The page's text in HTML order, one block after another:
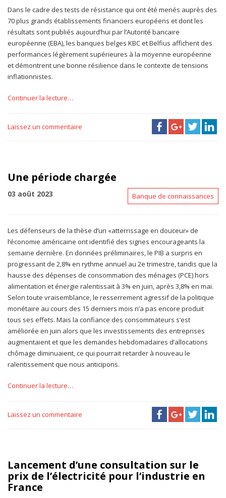
Dans le cadre des tests de résistance qui ont été menés auprès des
70 plus grands établissements financiers européens et dont les
résultats sont publiés aujourd’hui par l’Autorité bancaire
européenne (EBA), les banques belges KBC et Belfius affichent des
performances légèrement supérieures à la moyenne européenne
et démontrent une bonne résilience dans le contexte de tensions
inflationnistes.
Continuer la lecture…
Laissez un commentaire
Une période chargée
03 août 2023 Banque de connaissances
Les défenseurs de la thèse d’un «atterrissage en douceur» de
l’économie américaine ont identifié des signes encourageants la
semaine dernière. En données préliminaires, le PIB a surpris en
progressant de 2,8% en rythme annuel au 2e trimestre, tandis que la
hausse des dépenses de consommation des ménages (PCE) hors
alimentation et énergie ralentissait à 3% en juin, après 3,8% en mai.
Selon toute vraisemblance, le resserrement agressif de la politique
monétaire au cours des 15 derniers mois n’a pas encore produit
tous ses effets. Mais la confiance des consommateurs s’est
améliorée en juin alors que les investissements des entreprises
augmentaient et que les demandes hebdomadaires d’allocations
chômage diminuaient, ce qui pourrait retarder à nouveau le
ralentissement que nous anticipons.
Continuer la lecture…
Laissez un commentaire
Lancement d’une consultation sur le
prix de l’électricité pour l’industrie en
France